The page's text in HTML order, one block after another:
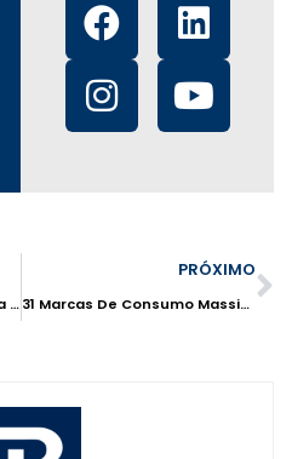
Nova lei de franquias passa a vigorar a partir do dia 26/03
PRÓXIMO
31 Marcas De Consumo Massivo